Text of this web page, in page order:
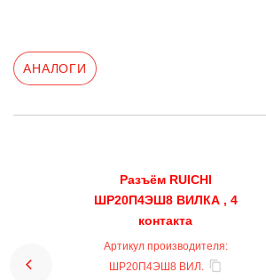
АНАЛОГИ
Разъём RUICHI
ШР20П4ЭШ8 ВИЛКА , 4
контакта
Артикул производителя:
ШР20П4ЭШ8 ВИЛ.